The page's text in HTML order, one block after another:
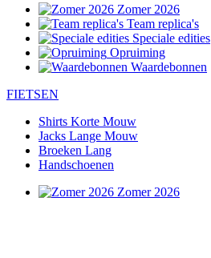
Zomer 2026
Team replica's
Speciale edities
Opruiming
Waardebonnen
FIETSEN
Shirts Korte Mouw
Jacks Lange Mouw
Broeken Lang
Handschoenen
Zomer 2026